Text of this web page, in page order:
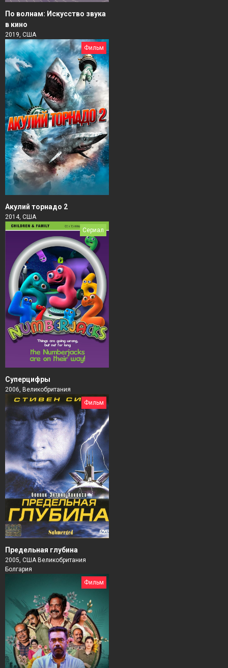
По волнам: Искусство звука
в кино
2019, США
Фильм
Акулий торнадо 2
2014, США
Сериал
Суперцифры
2006, Великобритания
Фильм
Предельная глубина
2005, США Великобритания
Болгария
Фильм